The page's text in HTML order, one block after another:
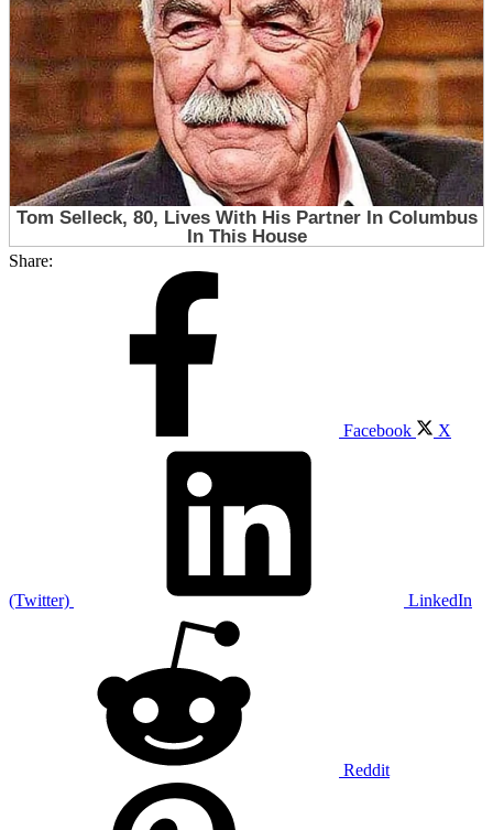
Share:
Facebook X
(Twitter) LinkedIn
Reddit